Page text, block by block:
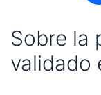
Sobre la
validado